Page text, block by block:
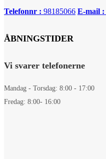
Telefonnr : 98185066 E-mail :
ÅBNINGSTIDER
Vi svarer telefonerne
Mandag - Torsdag: 8:00 - 17:00
Fredag: 8:00- 16:00